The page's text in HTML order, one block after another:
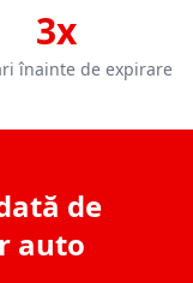
3x
înainte de expirare
de
auto